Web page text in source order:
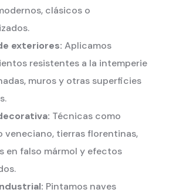
clásicos o
exteriores: Aplicamos
resistentes a la intemperie
muros y otras superficies
Técnicas como
veneciano, tierras florentinas,
en falso mármol y efectos
Pintamos naves